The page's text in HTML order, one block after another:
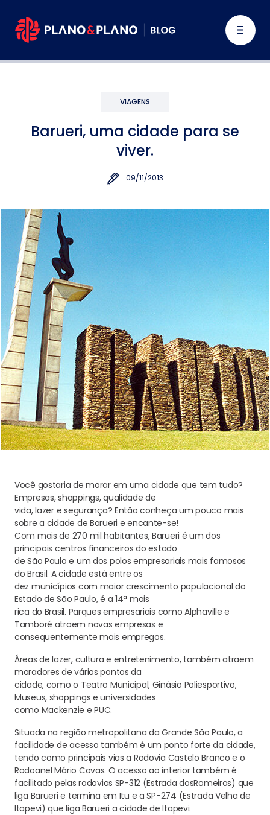
VIAGENS
Barueri, uma cidade para se
viver.
09/11/2013
Você gostaria de morar em uma cidade que tem tudo?
Empresas, shoppings, qualidade de
vida, lazer e segurança? Então conheça um pouco mais
sobre a cidade de Barueri e encante-se!
Com mais de 270 mil habitantes, Barueri é um dos
principais centros financeiros do estado
de São Paulo e um dos polos empresariais mais famosos
do Brasil. A cidade está entre os
dez municípios com maior crescimento populacional do
Estado de São Paulo, é a 14ª mais
rica do Brasil. Parques empresariais como Alphaville e
Tamboré atraem novas empresas e
consequentemente mais empregos.
Áreas de lazer, cultura e entretenimento, também atraem
moradores de vários pontos da
cidade, como o Teatro Municipal, Ginásio Poliesportivo,
Museus, shoppings e universidades
como Mackenzie e PUC.
Situada na região metropolitana da Grande São Paulo, a
facilidade de acesso também é um ponto forte da cidade,
tendo como principais vias a Rodovia Castelo Branco e o
Rodoanel Mário Covas. O acesso ao interior também é
facilitado pelas rodovias SP-312 (Estrada dosRomeiros) que
liga Barueri e termina em Itu e a SP-274 (Estrada Velha de
Itapevi) que liga Barueri a cidade de Itapevi.